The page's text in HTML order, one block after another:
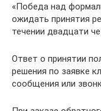
«Победа над
ожидать принятия
течении двадцати
Ответ о принятии
решения по заявке
сообщения или